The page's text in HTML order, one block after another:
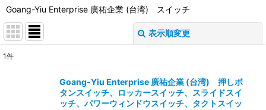
Goang-Yiu Enterprise 廣祐企業 (台湾) スイッチ
表示順変更
1件
Goang-Yiu Enterprise 廣祐企業 (台湾) 押しボ
タンスイッチ、ロッカースイッチ、スライドスイ
ッチ、パワーウィンドウスイッチ、タクトスイッ